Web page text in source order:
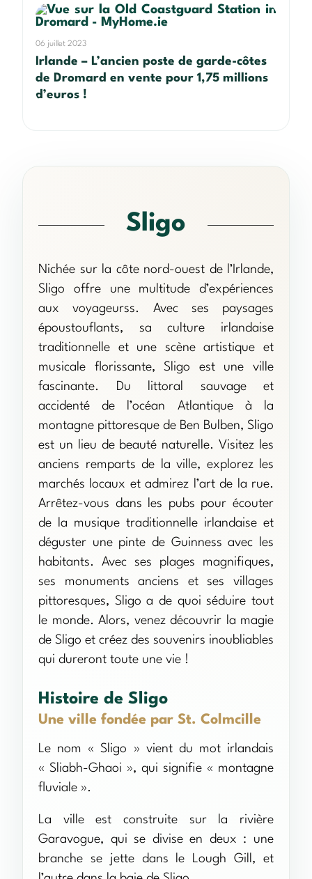
06 juillet 2023
Irlande – L’ancien poste de garde-côtes
de Dromard en vente pour 1,75 millions
d’euros !
Sligo
Nichée sur la côte nord-ouest de l’Irlande,
Sligo offre une multitude d’expériences
aux voyageurss. Avec ses paysages
époustouflants, sa culture irlandaise
traditionnelle et une scène artistique et
musicale florissante, Sligo est une ville
fascinante. Du littoral sauvage et
accidenté de l’océan Atlantique à la
montagne pittoresque de Ben Bulben, Sligo
est un lieu de beauté naturelle. Visitez les
anciens remparts de la ville, explorez les
marchés locaux et admirez l’art de la rue.
Arrêtez-vous dans les pubs pour écouter
de la musique traditionnelle irlandaise et
déguster une pinte de Guinness avec les
habitants. Avec ses plages magnifiques,
ses monuments anciens et ses villages
pittoresques, Sligo a de quoi séduire tout
le monde. Alors, venez découvrir la magie
de Sligo et créez des souvenirs inoubliables
qui dureront toute une vie !
Histoire de Sligo
Une ville fondée par St. Colmcille
Le nom « Sligo » vient du mot irlandais
« Sliabh-Ghaoi », qui signifie « montagne
fluviale ».
La ville est construite sur la rivière
Garavogue, qui se divise en deux : une
branche se jette dans le Lough Gill, et